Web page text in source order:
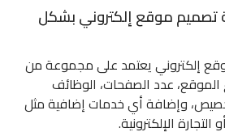
موقع إلكتروني بشكل
إلكتروني يعتمد على مجموعة من
عدد الصفحات، الوظائف
وإضافة أي خدمات إضافية مثل
الإلكترونية.